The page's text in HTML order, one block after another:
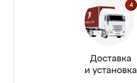
Доставка
и установка